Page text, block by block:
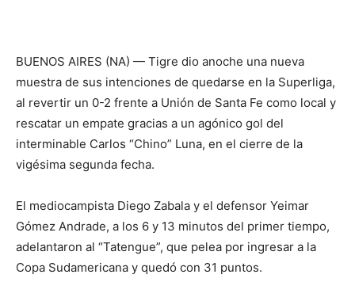
BUENOS AIRES (NA) — Tigre dio anoche una nueva
muestra de sus intenciones de quedarse en la Superliga,
al revertir un 0-2 frente a Unión de Santa Fe como local y
rescatar un empate gracias a un agónico gol del
interminable Carlos “Chino” Luna, en el cierre de la
vigésima segunda fecha.
El mediocampista Diego Zabala y el defensor Yeimar
Gómez Andrade, a los 6 y 13 minutos del primer tiempo,
adelantaron al “Tatengue”, que pelea por ingresar a la
Copa Sudamericana y quedó con 31 puntos.